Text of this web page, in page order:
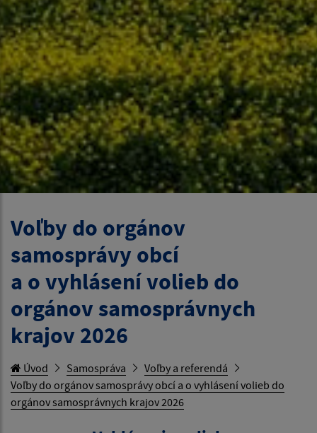
Voľby do orgánov
samosprávy obcí
a o vyhlásení volieb do
orgánov samosprávnych
krajov 2026
Úvod Samospráva
Voľby a referendá
Voľby do orgánov samosprávy obcí a o vyhlásení volieb do
orgánov samosprávnych krajov 2026